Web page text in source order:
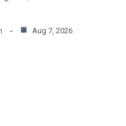
Aug 7, 2026